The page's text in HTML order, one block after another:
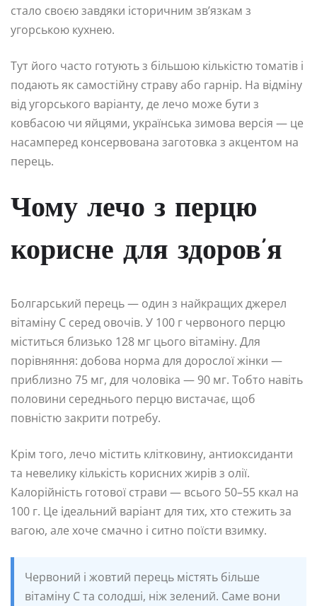
стало своєю завдяки історичним зв’язкам з
угорською кухнею.
Тут його часто готують з більшою кількістю томатів і
подають як самостійну страву або гарнір. На відміну
від угорського варіанту, де лечо може бути з
ковбасою чи яйцями, українська зимова версія — це
насамперед консервована заготовка з акцентом на
перець.
Чому лечо з перцю
корисне для здоров’я
Болгарський перець — один з найкращих джерел
вітаміну C серед овочів. У 100 г червоного перцю
міститься близько 128 мг цього вітаміну. Для
порівняння: добова норма для дорослої жінки —
приблизно 75 мг, для чоловіка — 90 мг. Тобто навіть
половини середнього перцю вистачає, щоб
повністю закрити потребу.
Крім того, лечо містить клітковину, антиоксиданти
та невелику кількість корисних жирів з олії.
Калорійність готової страви — всього 50–55 ккал на
100 г. Це ідеальний варіант для тих, хто стежить за
вагою, але хоче смачно і ситно поїсти взимку.
Червоний і жовтий перець містять більше
вітаміну C та солодші, ніж зелений. Саме вони